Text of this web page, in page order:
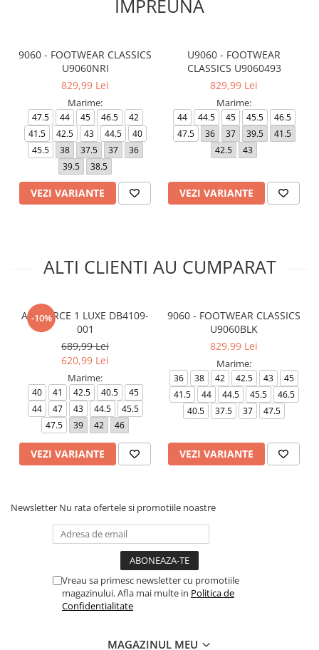
IMPREUNA
9060 - FOOTWEAR CLASSICS
U9060NRI
829,99 Lei
Marime:
47.5 44 45 46.5
42
41.5
42.5 43 44.5
40
45.5
38 37.5 37
36
39.5
38.5
VEZI VARIANTE
U9060 - FOOTWEAR
CLASSICS U9060493
829,99 Lei
Marime:
44 44.5 45 45.5
46.5
47.5
36 37 39.5
41.5
42.5
43
VEZI VARIANTE
ALTI CLIENTI AU CUMPARAT
-10%
AIR FORCE 1 LUXE DB4109-
001
689,99 Lei
620,99 Lei
Marime:
40 41 42.5 40.5
45
44
47 43 44.5
45.5
47.5
39 42 46
VEZI VARIANTE
9060 - FOOTWEAR CLASSICS
U9060BLK
829,99 Lei
Marime:
36 38 42 42.5 43
45
41.5
44 44.5 45.5
46.5
40.5
37.5 37 47.5
VEZI VARIANTE
Newsletter Nu rata ofertele si promotiile noastre
Vreau sa primesc newsletter cu promotiile
magazinului. Afla mai multe in Politica de
Confidentialitate
MAGAZINUL MEU